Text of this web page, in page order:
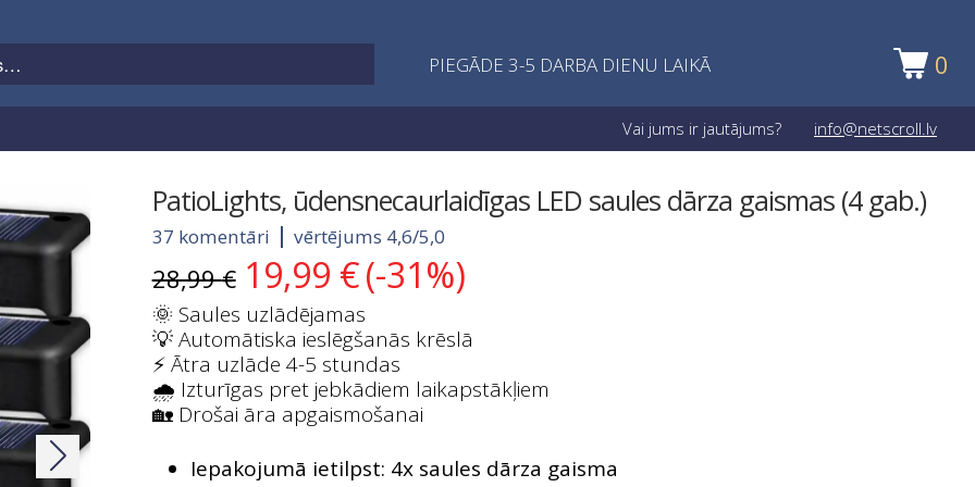
PIEGĀDE 3-5 DARBA DIENU LAIKĀ 0
Vai jums ir jautājums? info@netscroll.lv
PatioLights, ūdensnecaurlaidīgas LED saules dārza gaismas (4 gab.)
37 komentāri vērtējums 4,6/5,0
28,99€ Original
price
was:
28,99 €.
19,99 €Current
price
is:
19,99 €.
(-31%)
🌞 Saules uzlādējamas
💡 Automātiska ieslēgšanās krēslā
⚡ Ātra uzlāde 4-5 stundas
🌧️ Izturīgas pret jebkādiem laikapstākļiem
🏡 Drošai āra apgaismošanai
Iepakojumā ietilpst: 4x saules dārza gaisma